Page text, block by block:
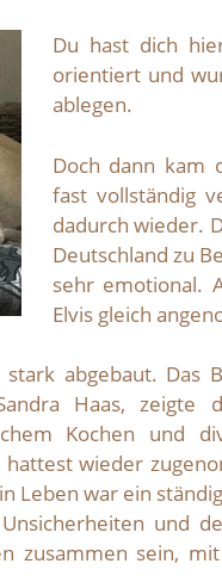
Du hast dich
orientiert und
ablegen.
Doch dann kam
fast vollständig
dadurch wieder.
Deutschland zu
sehr emotional.
Elvis gleich
abgebaut. Das
Haas, zeigte
Kochen und
wieder
Leben war ein
und
zusammen sein,